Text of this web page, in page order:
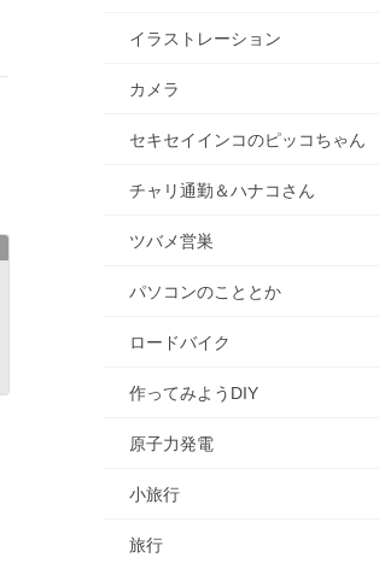
イラストレーション
カメラ
セキセイインコのピッコちゃん
チャリ通勤＆ハナコさん
ツバメ営巣
パソコンのこととか
ロードバイク
作ってみようDIY
原子力発電
小旅行
旅行